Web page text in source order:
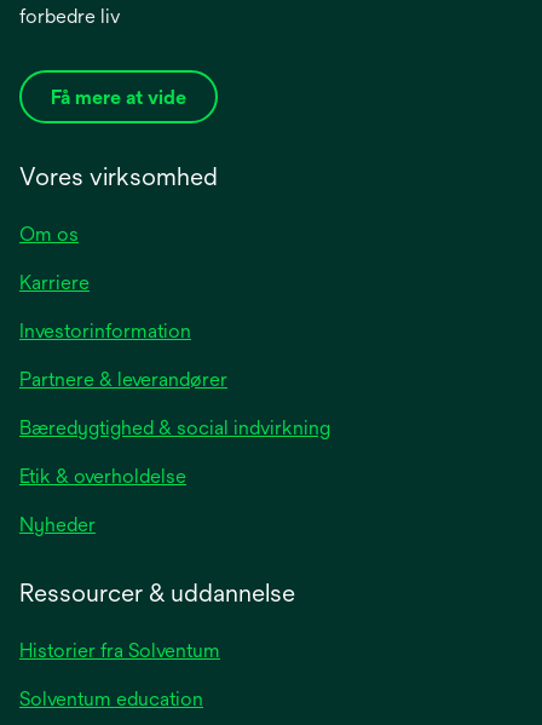
forbedre liv
Få mere at vide
Vores virksomhed
Om os
Karriere
Investorinformation
a
new
Partnere & leverandører
Bæredygtighed & social indvirkning
Etik & overholdelse
Nyhederopens
tab
Ressourcer & uddannelse
Historier fra Solventum
Solventum education